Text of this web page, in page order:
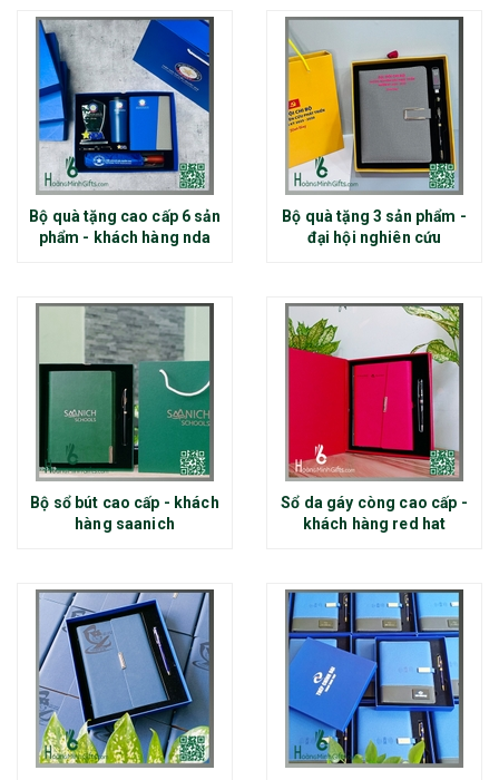
Bộ quà tặng cao cấp 6 sản
phẩm - khách hàng nda
Bộ quà tặng 3 sản phẩm -
đại hội nghiên cứu
Bộ sổ bút cao cấp - khách
hàng saanich
Sổ da gáy còng cao cấp -
khách hàng red hat